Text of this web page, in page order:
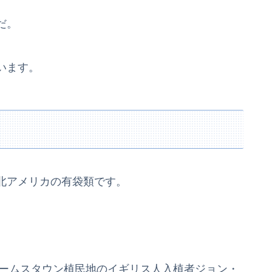
す。
メリカの有袋類です。
スタウン植民地のイギリス人入植者ジョン・